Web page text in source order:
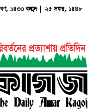
১৪৩৩ বঙ্গাব্দ | ২৫ সফর, ১৪৪৮